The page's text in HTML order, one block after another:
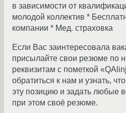
в зависимости от
молодой коллектив *
компании * Мед. cтраховка
Если Вас заинтересовала
присылайте свои резюме по
реквизитам с пометкой
обратиться к нам и узнать,
эту позицию и задать любые
при этом своё резюме.